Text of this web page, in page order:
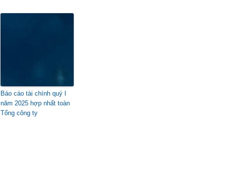
Báo cáo tài chính quý I
năm 2025 hợp nhất toàn
Tổng công ty